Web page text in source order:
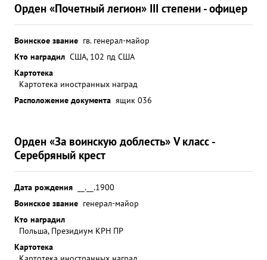
Орден «Почетный легион» III степени - офицер
Воинское звание гв. генерал-майор
Кто наградил США, 102 пд США
Картотека
Картотека иностранных наград
Расположение документа ящик 036
Орден «За воинскую доблесть» V класс -
Серебряный крест
Дата рождения
__.__.1900
Воинское звание генерал-майор
Кто наградил
Польша, Президиум КРН ПР
Картотека